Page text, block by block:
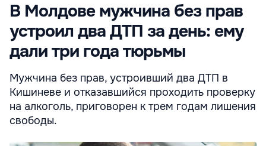
В Молдове мужчина без прав
устроил два ДТП за день: ему
дали три года тюрьмы
Мужчина без прав, устроивший два ДТП в
Кишиневе и отказавшийся проходить проверку
на алкоголь, приговорен к трем годам лишения
свободы.